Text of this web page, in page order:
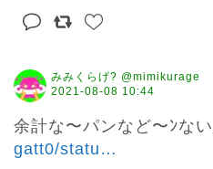
みみくらげ? @mimikurage
2021-08-08 10:44
余計な〜パンなど〜ﾝな
gatt0/statu …